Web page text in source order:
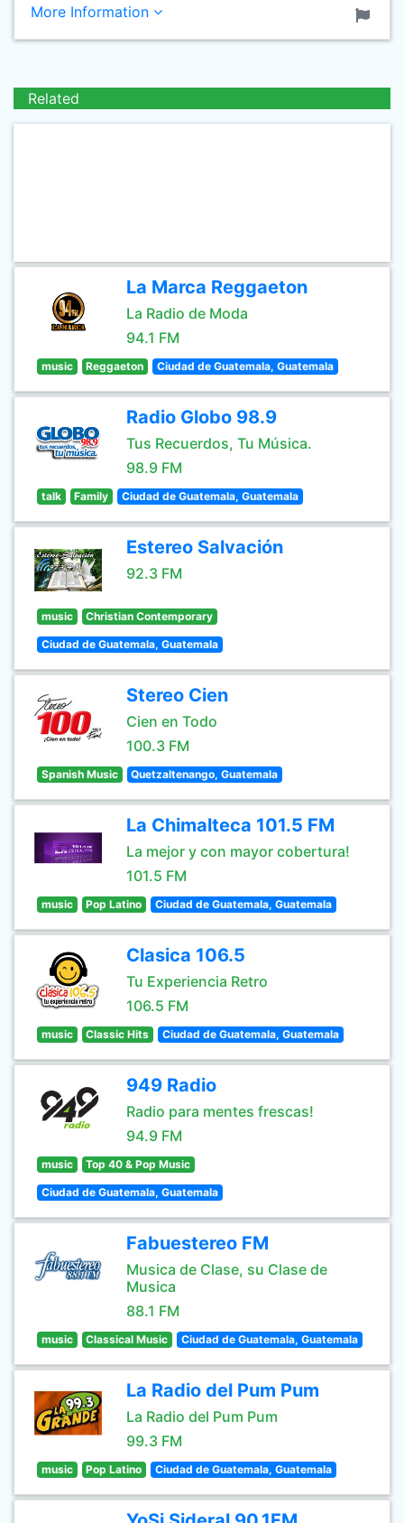
More Information
Related
La Marca Reggaeton
La Radio de Moda
94.1 FM
music Reggaeton Ciudad de Guatemala, Guatemala
Radio Globo 98.9
Tus Recuerdos, Tu Música.
98.9 FM
talk Family Ciudad de Guatemala, Guatemala
Estereo Salvación
92.3 FM
music Christian Contemporary
Ciudad de Guatemala, Guatemala
Stereo Cien
Cien en Todo
100.3 FM
Spanish Music Quetzaltenango, Guatemala
La Chimalteca 101.5 FM
La mejor y con mayor cobertura!
101.5 FM
music Pop Latino Ciudad de Guatemala, Guatemala
Clasica 106.5
Tu Experiencia Retro
106.5 FM
music Classic Hits Ciudad de Guatemala, Guatemala
949 Radio
Radio para mentes frescas!
94.9 FM
music Top 40 & Pop Music
Ciudad de Guatemala, Guatemala
Fabuestereo FM
Musica de Clase, su Clase de
Musica
88.1 FM
music Classical Music Ciudad de Guatemala, Guatemala
La Radio del Pum Pum
La Radio del Pum Pum
99.3 FM
music Pop Latino Ciudad de Guatemala, Guatemala